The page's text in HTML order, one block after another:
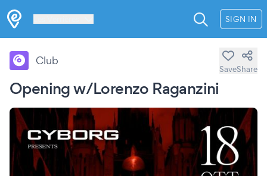
SIGN IN
Opening w/Lorenzo Raganzini
Club
SaveShare